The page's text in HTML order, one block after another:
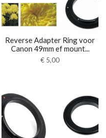
Reverse Adapter Ring voor
Canon 49mm ef mount...
€ 5,00